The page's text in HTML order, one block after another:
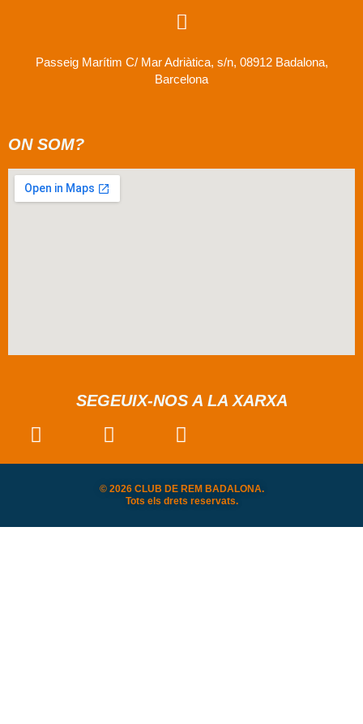
Passeig Marítim C/ Mar Adriàtica, s/n, 08912 Badalona,
Barcelona
ON SOM?
SEGEUIX-NOS A LA XARXA
© 2026 CLUB DE REM BADALONA.
Tots els drets reservats.